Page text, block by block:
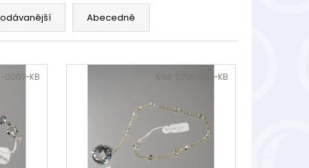
Abecedně
0007-KB Kód: 0701-0011-KB